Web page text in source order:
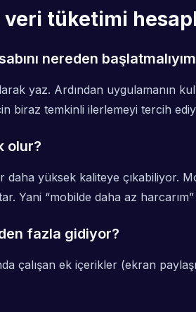
tüketimi
nereden
yaz. Ardından uygulamanın
biraz temkinli ilerlemeyi tercih
olur?
yüksek kaliteye çıkabiliyor.
Yani “mobilde daha az
fazla gidiyor?
çalışan ek içerikler (ekran